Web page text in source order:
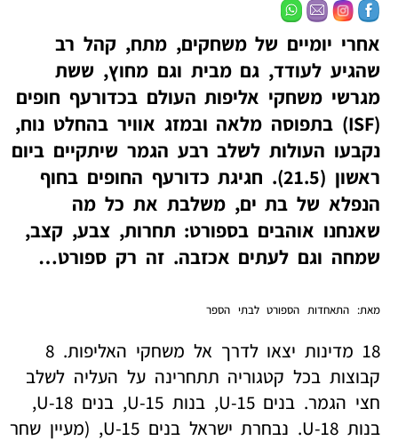
אחרי יומיים של משחקים, מתח, קהל רב
שהגיע לעודד, גם מבית וגם מחוץ, ששת
מגרשי משחקי אליפות העולם בכדורעף חופים
(ISF) בתפוסה מלאה ובמזג אוויר בהחלט נוח,
נקבעו העולות לשלב רבע הגמר שיתקיים ביום
ראשון (21.5). חגיגת כדורעף החופים בחוף
הנפלא של בת ים, משלבת את כל מה
שאנחנו אוהבים בספורט: תחרות, צבע, קצב,
שמחה וגם לעתים אכזבה. זה רק ספורט…
מאת: התאחדות הספורט לבתי הספר
18 מדינות יצאו לדרך אל משחקי האליפות. 8
קבוצות בכל קטגוריה תתחרינה על העליה לשלב
חצי הגמר. בנים U-15, בנות U-15, בנים U-18,
בנות U-18. נבחרת ישראל בנים U-15, (מעיין שחר